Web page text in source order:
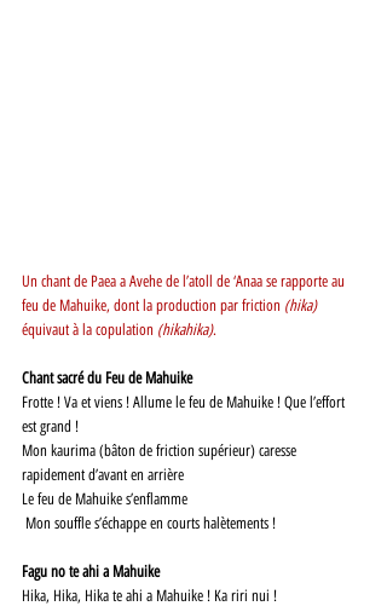
Un chant de Paea a Avehe de l’atoll de ‘Anaa se rapporte au
feu de Mahuike, dont la production par friction (hika)
équivaut à la copulation (hikahika).
Chant sacré du Feu de Mahuike
Frotte ! Va et viens ! Allume le feu de Mahuike ! Que l’effort
est grand !
Mon kaurima (bâton de friction supérieur) caresse
rapidement d’avant en arrière
Le feu de Mahuike s’enflamme
Mon souffle s’échappe en courts halètements !
Fagu no te ahi a Mahuike
Hika, Hika, Hika te ahi a Mahuike ! Ka riri nui !